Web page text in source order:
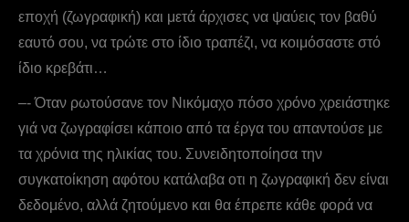
εποχή (ζωγραφική) και μετά άρχισες να ψαύεις τον βαθύ
εαυτό σου, να τρώτε στο ίδιο τραπέζι, να κοιμόσαστε στό
ίδιο κρεβάτι…
–- Όταν ρωτούσανε τον Nικόμαχο πόσο χρόνο χρειάστηκε
γιά να ζωγραφίσει κάποιο από τα έργα του απαντούσε με
τα χρόνια της ηλικίας του. Συνειδητοποίησα την
συγκατοίκηση αφότου κατάλαβα οτι η ζωγραφική δεν είναι
δεδομένο, αλλά ζητούμενο και θα έπρεπε κάθε φορά να